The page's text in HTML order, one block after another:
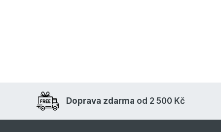
Doprava zdarma od 2 500 Kč